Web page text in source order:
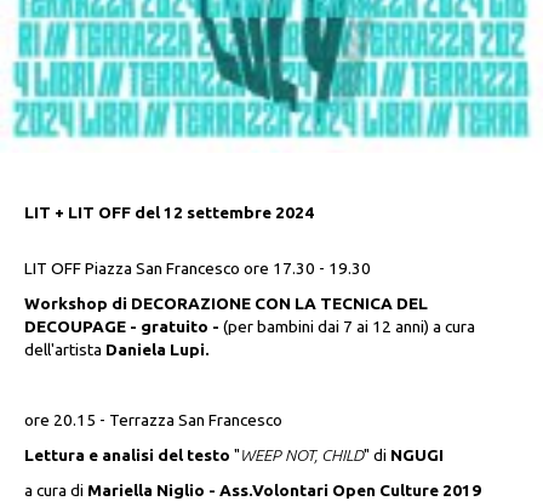
LIT + LIT OFF del 12 settembre 2024
LIT OFF Piazza San Francesco ore 17.30 - 19.30
Workshop di DECORAZIONE CON LA TECNICA DEL
DECOUPAGE - gratuito - (per bambini dai 7 ai 12 anni) a cura
dell'artista Daniela Lupi.
ore 20.15 - Terrazza San Francesco
Lettura e analisi del testo "WEEP NOT, CHILD" di NGUGI
a cura di Mariella Niglio - Ass.Volontari Open Culture 2019